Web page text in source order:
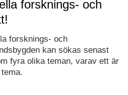
forsknings- och
forsknings- och
kan sökas senast
fyra olika teman, varav ett är